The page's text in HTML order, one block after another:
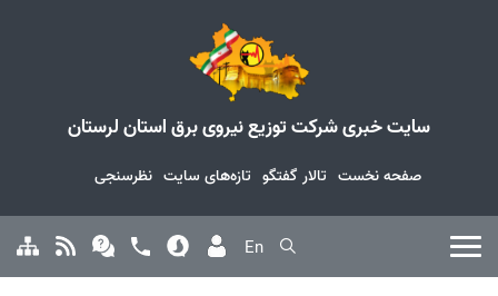
صفحه نخست تالار گفتگو تازه‌های سایت نظرسنجی
سایت خبری شرکت توزیع نیروی برق استان لرستان
En